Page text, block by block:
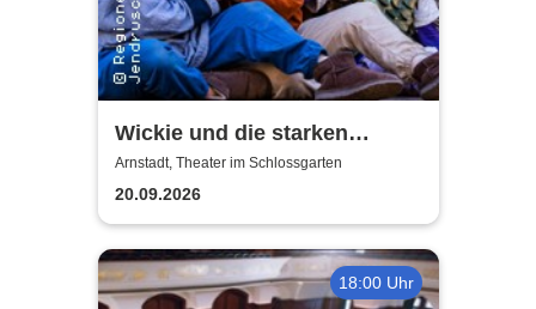
Wickie und die starken
Männer - Theater Arnstadt
Arnstadt, Theater im Schlossgarten
20.09.2026
18:00 Uhr